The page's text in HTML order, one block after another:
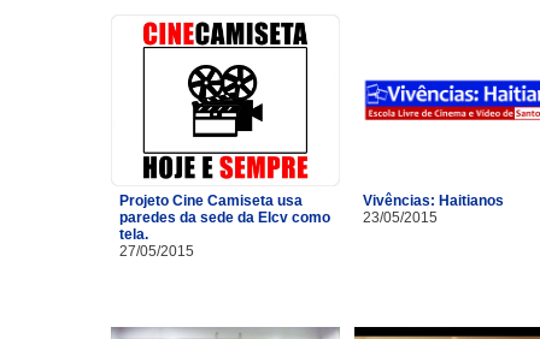
Projeto Cine Camiseta usa
paredes da sede da Elcv como
tela.
27/05/2015
Vivências: Haitianos
23/05/2015